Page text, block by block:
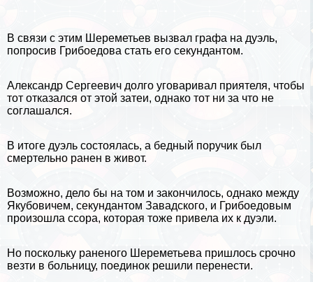
В связи с этим Шереметьев вызвал графа на дуэль,
попросив Грибоедова стать его секундантом.
Александр Сергеевич долго уговаривал приятеля, чтобы
тот отказался от этой затеи, однако тот ни за что не
соглашался.
В итоге дуэль состоялась, а бедный поручик был
cмepтельно ранен в живот.
Возможно, дело бы на том и закончилось, однако между
Якубовичем, секундантом Завадского, и Грибоедовым
произошла ссора, которая тоже привела их к дуэли.
Но поскольку раненого Шереметьева пришлось срочно
везти в больницу, поединок решили перенести.